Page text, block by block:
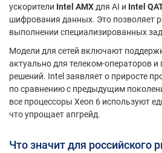
ускорители Intel AMXдля AI и Intel
шифрования данных. Это позволяет
выполнении специализированных
Модели для сетей включают
актуально для телеком-операторов
решений. Intel заявляет о приросте
по сравнению с предыдущим
все процессоры Xeon 6 используют
что упрощает апгрейд.
Что значит для российского